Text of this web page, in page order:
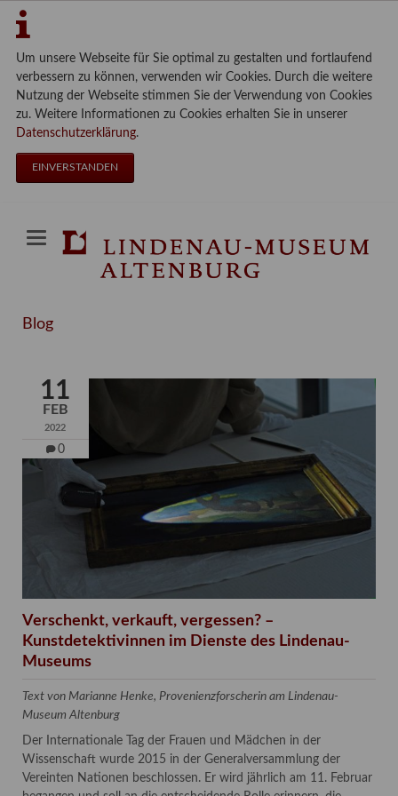
Um unsere Webseite für Sie optimal zu gestalten und fortlaufend
verbessern zu können, verwenden wir Cookies. Durch die weitere
Nutzung der Webseite stimmen Sie der Verwendung von Cookies
zu. Weitere Informationen zu Cookies erhalten Sie in unserer
Datenschutzerklärung.
EINVERSTANDEN
Blog
11
FEB
2022
0
Verschenkt, verkauft, vergessen? –
Kunstdetektivinnen im Dienste des Lindenau-
Museums
Text von Marianne Henke, Provenienzforscherin am Lindenau-
Museum Altenburg
Der Internationale Tag der Frauen und Mädchen in der
Wissenschaft wurde 2015 in der Generalversammlung der
Vereinten Nationen beschlossen. Er wird jährlich am 11. Februar